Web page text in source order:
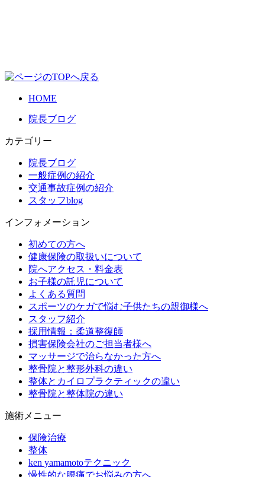
HOME
院長ブログ
カテゴリー
院長ブログ
一般症例の紹介
交通事故症例の紹介
スタッフblog
インフォメーション
初めての方へ
健康保険の取扱いについて
院へアクセス・料金表
お子様の託児について
よくある質問
スポーツのケガで悩む子供たちの親御様へ
スタッフ紹介
採用情報：柔道整復師
損害保険会社のご担当者様へ
マッサージで治らなかった方へ
整骨院と整形外科の違い
整体とカイロプラクティックの違い
整骨院と整体院の違い
施術メニュー
保険治療
整体
ken yamamotoテクニック